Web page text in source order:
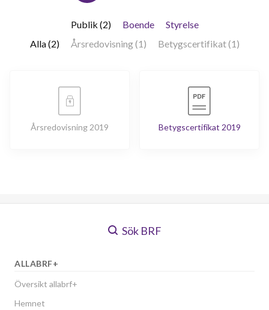
Publik (2) Boende
Styrelse
Alla (2)
Årsredovisning (1) Betygscertifikat (1)
Årsredovisning 2019 Betygscertifikat 2019
Sök BRF
ALLABRF+
Översikt allabrf+
Hemnet